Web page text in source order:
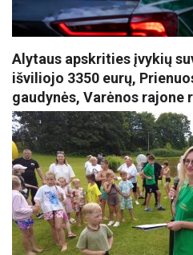
Alytaus apskrities įvykių
išviliojo 3350 eurų,
gaudynės, Varėnos rajone